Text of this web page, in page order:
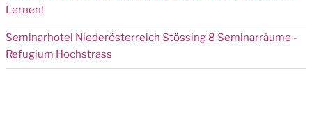
Lernen!
Seminarhotel Niederösterreich Stössing 8 Seminarräume -
Refugium Hochstrass